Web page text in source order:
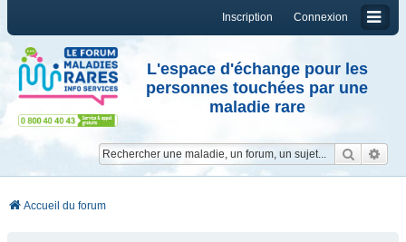
Connexion
Inscription
L'espace d'échange pour les
personnes touchées par une
maladie rare
Accueil du forum